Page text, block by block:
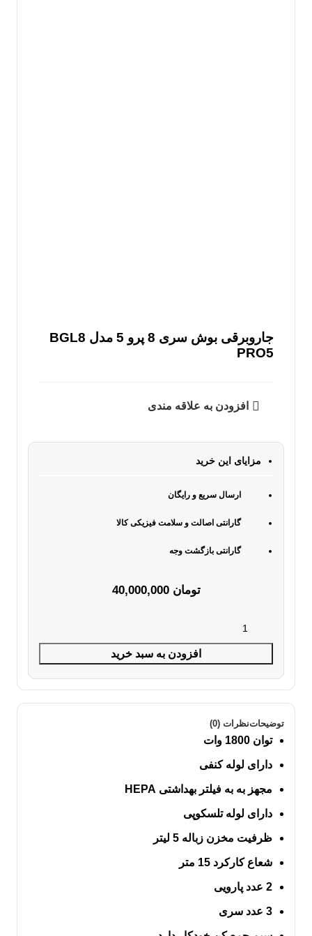
مزایای این خرید
ارسال سریع و رایگان
گارانتی اصالت و سلامت فیزیکی کالا
گارانتی بازگشت وجه
تومان 40,000,000
افزودن به سبد خرید
جاروبرقی بوش سری 8 پرو 5 مدل BGL8
PRO5
افزودن به علاقه مندی
توضیحاتنظرات (0)
توان 1800 وات
دارای لوله کنفی
مجهز به به فیلتر بهداشتی HEPA
دارای لوله تلسکوپی
ظرفیت مخزن زباله 5 لیتر
شعاع کارکرد 15 متر
2 عدد پارویی
3 عدد سری